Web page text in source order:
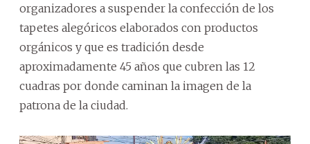
organizadores a suspender la confección de los
tapetes alegóricos elaborados con productos
orgánicos y que es tradición desde
aproximadamente 45 años que cubren las 12
cuadras por donde caminan la imagen de la
patrona de la ciudad.